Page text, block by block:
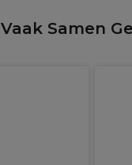
Vaak Samen